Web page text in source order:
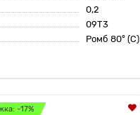
0,2
09T3
Ромб 80° (C)
-17%